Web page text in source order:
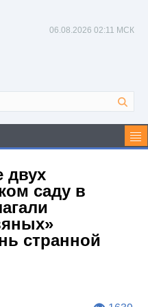
06.08.2026 02:11 МСК
двух
саду в
странной